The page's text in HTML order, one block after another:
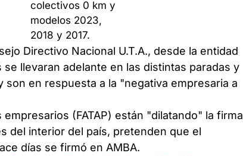
Directivo Nacional U.T.A., desde la entidad
llevaran adelante en las distintas paradas y
son en respuesta a la "negativa empresaria a
(FATAP) están "dilatando" la firma
del interior del país, pretenden que el
días se firmó en AMBA.